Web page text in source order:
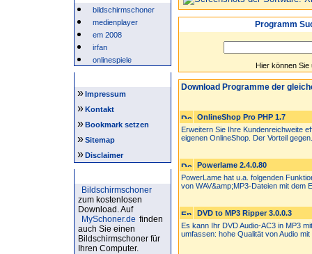
bildschirmschoner
medienplayer
em 2008
irfan
onlinespiele
»Impressum
»Kontakt
»Bookmark setzen
»Sitemap
»Disclaimer
Bildschirmschoner
zum kostenlosen
Download. Auf
MySchoner.de finden
auch Sie einen
Bildschirmschoner für
Ihren Computer.
Programm
Hier können
Download Programme der
OnlineShop Pro PHP 1.7
Erweitern Sie Ihre Kundenreichweite
eigenen OnlineShop. Der Vorteil
Powerlame 2.4.0.80
PowerLame hat u.a. folgenden
von WAV&amp;MP3-Dateien mit dem
DVD to MP3 Ripper 3.0.0.3
Es kann Ihr DVD Audio-AC3 in MP3
umfassen: hohe Qualität von Audio